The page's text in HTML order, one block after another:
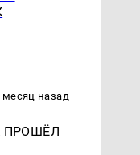
месяц назад
ПРОШЁЛ